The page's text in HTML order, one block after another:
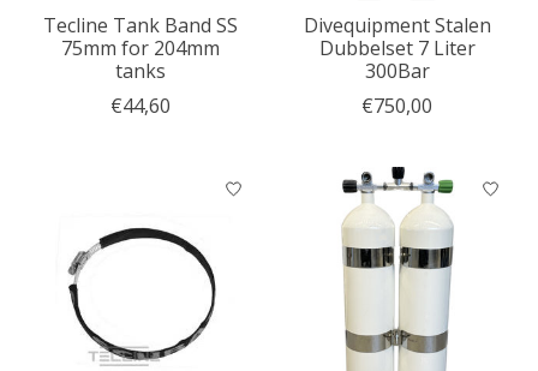
Tecline Tank Band SS
75mm for 204mm
tanks
€44,60
Divequipment Stalen
Dubbelset 7 Liter
300Bar
€750,00